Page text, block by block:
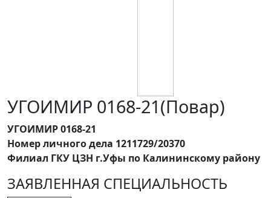
УГОИМИР 0168-21(Повар)
УГОИМИР 0168-21
Номер личного дела 1211729/20370
Филиал ГКУ ЦЗН г.Уфы по Калининскому району
ЗАЯВЛЕННАЯ СПЕЦИАЛЬНОСТЬ